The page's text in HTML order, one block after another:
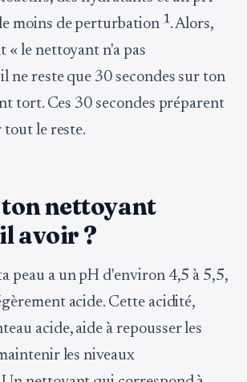
moins de perturbation 1. Alors,
« le nettoyant n'a pas
ne reste que 30 secondes sur ton
tort. Ces 30 secondes préparent
le reste.
ton nettoyant
avoir ?
peau a un pH d'environ 4,5 à 5,5,
acide. Cette acidité,
acide, aide à repousser les
les niveaux